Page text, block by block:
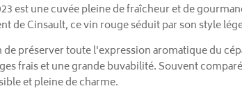
est une cuvée pleine de fraîcheur et de
de Cinsault, ce vin rouge séduit par son style
de préserver toute l'expression aromatique du
frais et une grande buvabilité. Souvent
et pleine de charme.